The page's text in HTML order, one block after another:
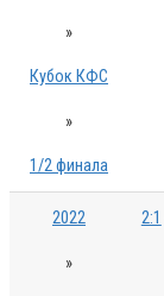
»
Кубок КФС
»
1/2 финала
2022
»
2:1